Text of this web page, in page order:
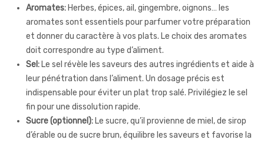
Aromates: Herbes, épices, ail, gingembre, oignons… les
aromates sont essentiels pour parfumer votre préparation
et donner du caractère à vos plats. Le choix des aromates
doit correspondre au type d’aliment.
Sel: Le sel révèle les saveurs des autres ingrédients et aide à
leur pénétration dans l’aliment. Un dosage précis est
indispensable pour éviter un plat trop salé. Privilégiez le sel
fin pour une dissolution rapide.
Sucre (optionnel): Le sucre, qu’il provienne de miel, de sirop
d’érable ou de sucre brun, équilibre les saveurs et favorise la